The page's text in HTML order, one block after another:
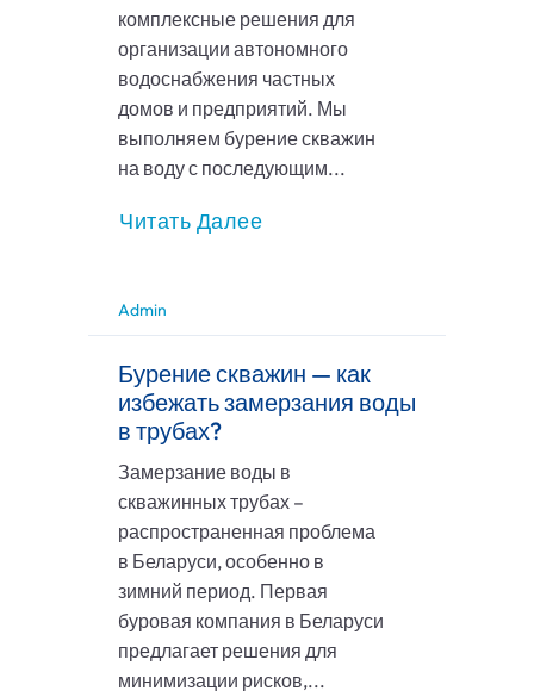
комплексные решения для
организации автономного
водоснабжения частных
домов и предприятий. Мы
выполняем бурение скважин
на воду с последующим...
Читать Далее
Admin
Бурение скважин — как
избежать замерзания воды
в трубах?
Замерзание воды в
скважинных трубах –
распространенная проблема
в Беларуси, особенно в
зимний период. Первая
буровая компания в Беларуси
предлагает решения для
минимизации рисков,...